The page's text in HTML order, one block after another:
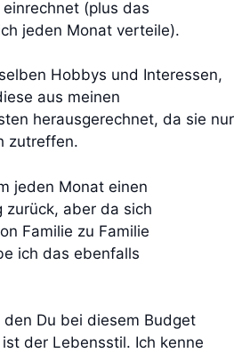
(plus das
jeden Monat verteile).
Hobbys und Interessen,
aus meinen
herausgerechnet, da sie nur
zutreffen.
jeden Monat einen
zurück, aber da sich
Familie zu Familie
ich das ebenfalls
Du bei diesem Budget
der Lebensstil. Ich kenne